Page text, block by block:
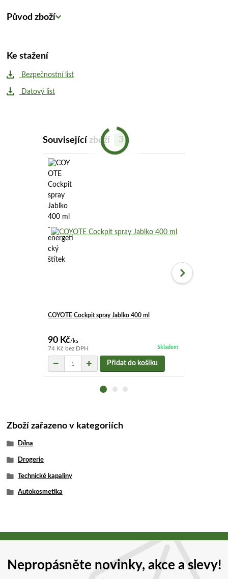
Původ zboží
Ke stažení
Bezpečnostní list
Datový list
Související zboží 3
COYOTE Cockpit spray Jablko 400 ml
90 Kč/ks
74 Kč bez DPH Skladem
Přidat do košíku
Zboží zařazeno v kategoriích
Dílna
Drogerie
Technické kapaliny
Autokosmetika
Nepropásněte novinky, akce a slevy!